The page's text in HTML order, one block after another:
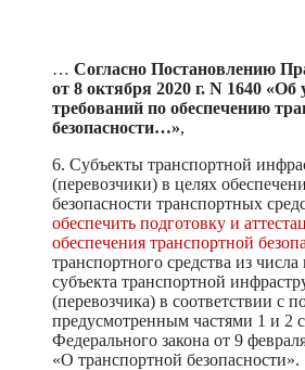
… Согласно Постановлению
от 8 октября 2020 г. N 1640 «Об
требований по обеспечению
безопасности…»,
6. Субъекты транспортной
(перевозчики) в целях
безопасности транспортных
обеспечить подготовку и
обеспечения транспортной
транспортного средства из числа
субъекта транспортной
(перевозчика) в соответствии с
предусмотренным частями 1 и 2
Федерального закона от 9
«О транспортной безопасности».